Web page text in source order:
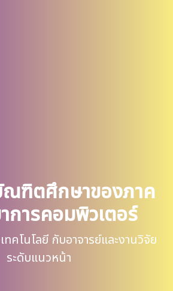
ฑิตศึกษาของภาค
การคอมพิวเตอร์
คโนโลยี กับอาจารย์และงานวิจัย
ระดับแนวหน้า